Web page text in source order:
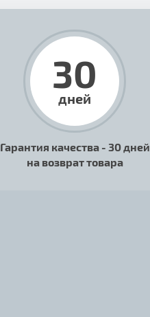
30
дней
Гарантия качества - 30 дней
на возврат товара